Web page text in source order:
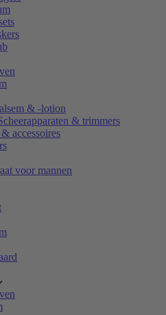
& -lotion
& trimmers
accessoires
voor mannen